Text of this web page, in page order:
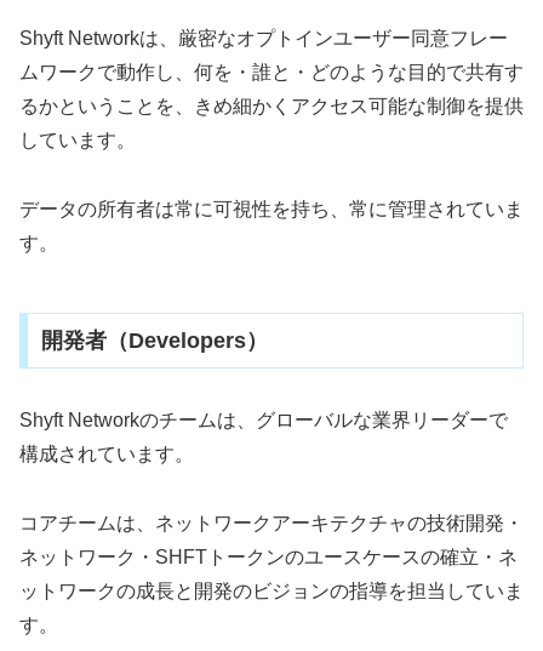
Shyft Networkは、厳密なオプトインユーザー同意フレー
ムワークで動作し、何を・誰と・どのような目的で共有す
るかということを、きめ細かくアクセス可能な制御を提供
しています。
データの所有者は常に可視性を持ち、常に管理されていま
す。
開発者（Developers）
Shyft Networkのチームは、グローバルな業界リーダーで
構成されています。
コアチームは、ネットワークアーキテクチャの技術開発・
ネットワーク・SHFTトークンのユースケースの確立・ネ
ットワークの成長と開発のビジョンの指導を担当していま
す。